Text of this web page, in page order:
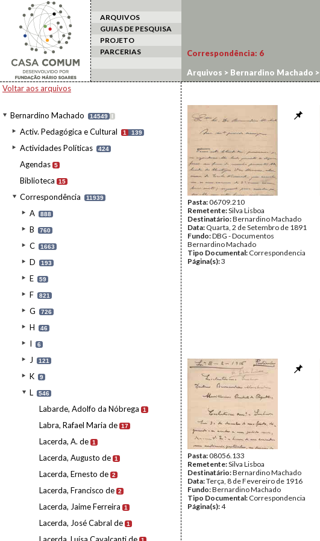
ARQUIVOS
GUIAS DE PESQUISA
PROJETO
PARCERIAS
Voltar aos arquivos
Bernardino Machado 14549 I
Activ. Pedagógica e Cultural 1 139
Actividades Políticas 424
Agendas 5
Biblioteca 15
Correspondência 11939
A 888
B 760
C 1663
D 193
E 59
F 821
G 726
H 46
I 6
J 121
K 9
L 546
Labarde, Adolfo da Nóbrega 1
Labra, Rafael Maria de 17
Lacerda, A. de 1
Lacerda, Augusto de 1
Lacerda, Ernesto de 2
Lacerda, Francisco de 2
Lacerda, Jaime Ferreira 1
Lacerda, José Cabral de 1
Correspondência: 6
Arquivos > Bernardino Machado >
Pasta:06709.210
Remetente:Silva Lisboa
Destinatário:Bernardino Machado
Data: Quarta, 2 de Setembro de 1891
Fundo:DBG - Documentos
Bernardino Machado
Tipo Documental: Correspondencia
Página(s):3
Pasta:08056.133
Remetente:Silva Lisboa
Destinatário:Bernardino Machado
Data:Terça, 8 de Fevereiro de 1916
Fundo:Bernardino Machado
Tipo Documental: Correspondencia
Página(s):4